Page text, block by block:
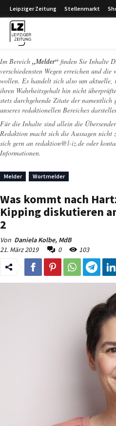
Leipziger Zeitung Stellenmarkt
Im Bereich „Melder“ finden Sie Inhalte
verschiedensten Wegen erreichen und
wollen. Es handelt sich also um
ihren Wahrheitsgehalt hin nicht
stets durchgehende Zitate der namentlich
unseres redaktionellen Bereiches
Für die Inhalte sind allein die
Redaktion macht sich die Aussagen nicht
sich gern an redaktion@l-iz.de oder
Informationen.
Melder Wortmelder
Was kommt nach
Kipping diskutieren
2
Von Daniela Kolbe, MdB
21. März 2019
0 103